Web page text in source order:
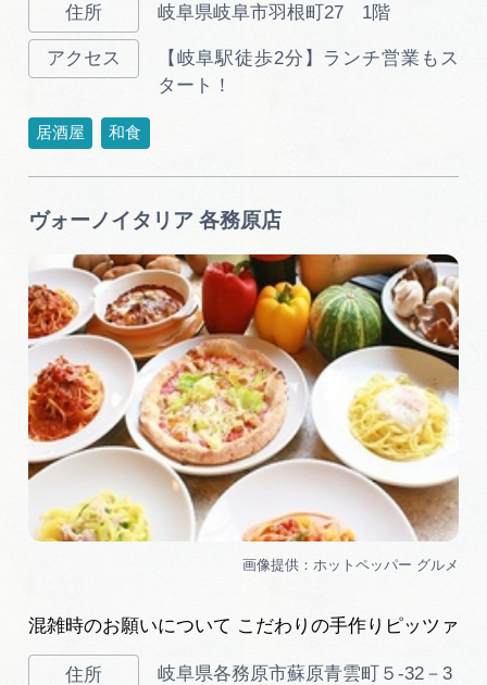
岐阜県岐阜市羽根町27 1階
【岐阜駅徒歩2分】ランチ営業もス
タート！
居酒屋 和食
ヴォーノイタリア 各務原店
混雑時のお願いについて こだわりの手作りピッツァ
岐阜県各務原市蘇原青雲町５-32－3